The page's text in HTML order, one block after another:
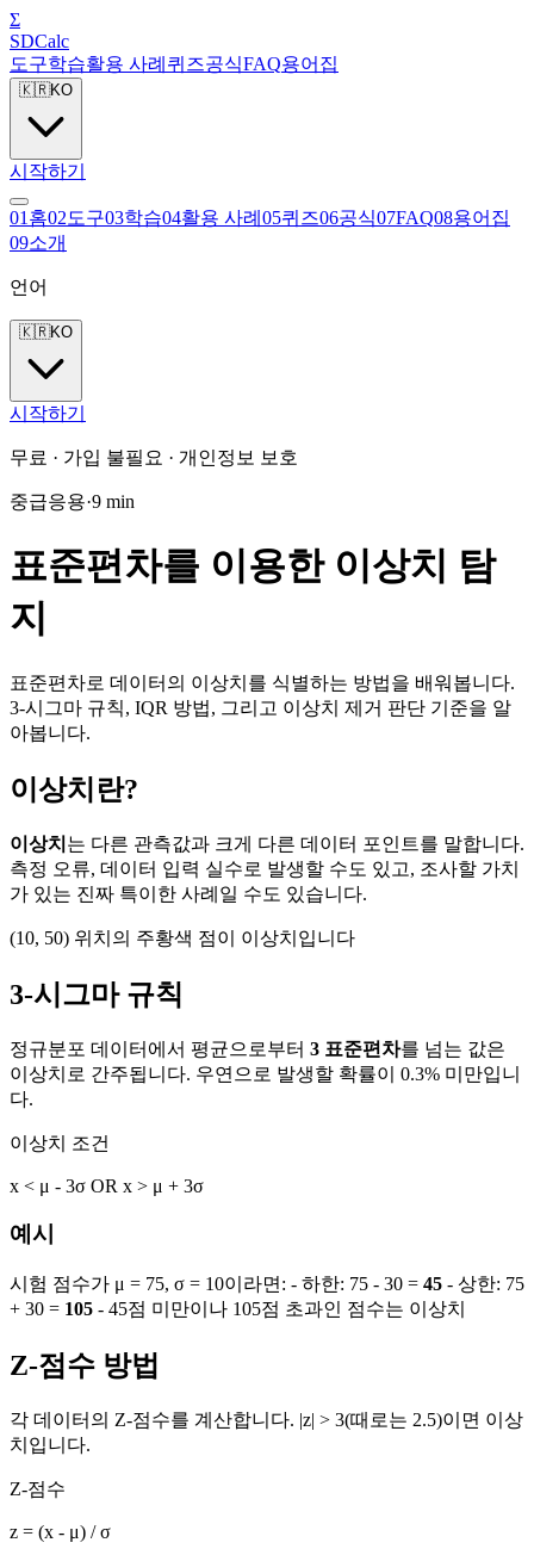
Σ
SDCalc
도구학습활용 사례 퀴즈공식FAQ용어집
🇰🇷KO
시작하기
01 홈02도구03학습04활용 사례 05퀴즈06공식07FAQ08용어집
09소개
언어
🇰🇷KO
시작하기
무료 · 가입 불필요 · 개인정보 보호
중급응용·9 min
표준편차를 이용한 이상치 탐
지
표준편차로 데이터의 이상치를 식별하는 방법을 배워봅니다.
3-시그마 규칙, IQR 방법, 그리고 이상치 제거 판단 기준을 알
아봅니다.
이상치란?
이상치 는 다른 관측값과 크게 다른 데이터 포인트를 말합니다.
측정 오류, 데이터 입력 실수로 발생할 수도 있고, 조사할 가치
가 있는 진짜 특이한 사례일 수도 있습니다.
(10, 50) 위치의 주황색 점이 이상치입니다
3-시그마 규칙
정규분포 데이터에서 평균으로부터 3 표준편차를 넘는 값은
이상치로 간주됩니다. 우연으로 발생할 확률이 0.3% 미만입니
다.
이상치 조건
x < μ - 3σ OR x > μ + 3σ
예시
시험 점수가 μ = 75, σ = 10이라면: - 하한: 75 - 30 = 45 - 상한: 75
+ 30 = 105 - 45점 미만이나 105점 초과인 점수는 이상치
Z-점수 방법
각 데이터의 Z-점수를 계산합니다. |z| > 3(때로는 2.5)이면 이상
치입니다.
Z-점수
z = (x - μ) / σ